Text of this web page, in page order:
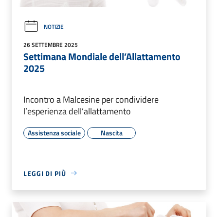
NOTIZIE
26 SETTEMBRE 2025
Settimana Mondiale dell’Allattamento
2025
Incontro a Malcesine per condividere
l’esperienza dell’allattamento
Assistenza sociale Nascita
LEGGI DI PIÙ